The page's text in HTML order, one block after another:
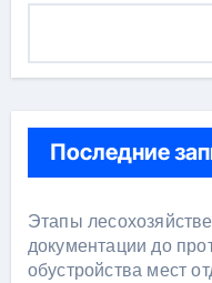
Последние
Этапы
документации до
обустройства мест